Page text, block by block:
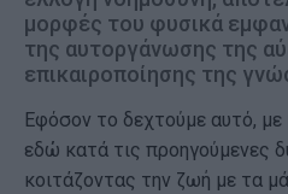
μορφές του φυσικά
της αυτοργάνωσης της
επικαιροποίησης της
Εφόσον το δεχτούμε αυτό,
εδώ κατά τις προηγούμενες
κοιτάζοντας την ζωή με τα